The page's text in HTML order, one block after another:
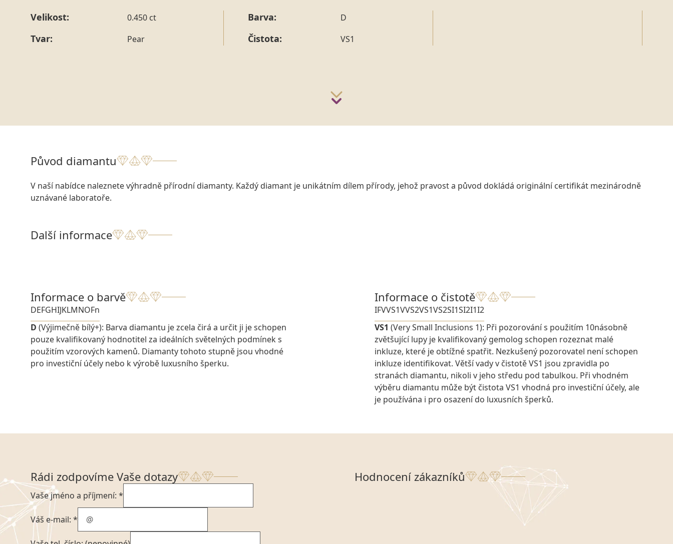
Velikost: 0.450 ct
Tvar: Pear
Barva: D
Čistota: VS1
Původ diamantu
V naší nabídce naleznete výhradně přírodní diamanty. Každý diamant je unikátním dílem přírody, jehož pravost a původ dokládá originální certifikát mezinárodně
uznávané laboratoře.
Další informace
Informace o barvě
DEFGHIJKLMNOFn
D (Výjimečně bílý+): Barva diamantu je zcela čirá a určit ji je schopen
pouze kvalifikovaný hodnotitel za ideálních světelných podmínek s
použitím vzorových kamenů. Diamanty tohoto stupně jsou vhodné
pro investiční účely nebo k výrobě luxusního šperku.
Informace o čistotě
IFVVS1VVS2VS1VS2SI1SI2I1I2
VS1 (Very Small Inclusions 1): Při pozorování s použitím 10násobně
zvětšující lupy je kvalifikovaný gemolog schopen rozeznat malé
inkluze, které je obtížné spatřit. Nezkušený pozorovatel není schopen
inkluze identifikovat. Větší vady v čistotě VS1 jsou zpravidla po
stranách diamantu, nikoli v jeho středu pod tabulkou. Při vhodném
výběru diamantu může být čistota VS1 vhodná pro investiční účely, ale
je používána i pro osazení do luxusních šperků.
Rádi zodpovíme Vaše dotazy
Vaše jméno a příjmení: *
Váš e-mail: *
Hodnocení zákazníků